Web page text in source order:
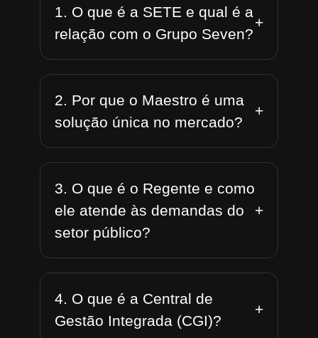
1. O que é a SETE e qual é a
relação com o Grupo Seven?
+
2. Por que o Maestro é uma
solução única no mercado?
+
3. O que é o Regente e como
ele atende às demandas do
setor público?
+
4. O que é a Central de
Gestão Integrada (CGI)?
+